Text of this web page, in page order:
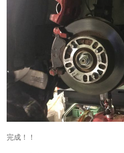
完成！！